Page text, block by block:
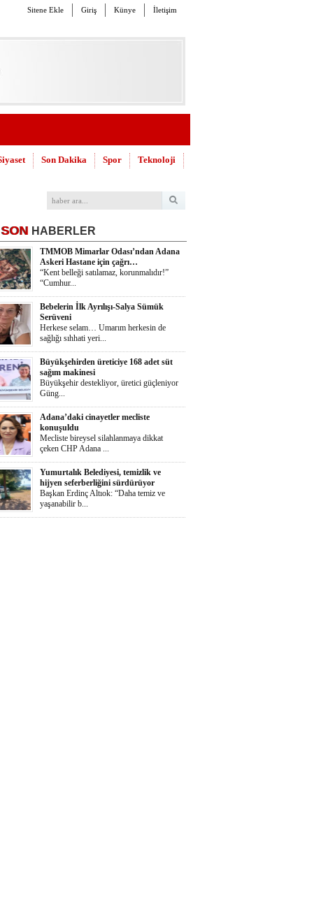
Sitene Ekle Giriş Künye İletişim
Son Dakika Spor Teknoloji
SON HABERLER
TMMOB Mimarlar Odası’ndan Adana
Askeri Hastane için çağrı…
“Kent belleği satılamaz, korunmalıdır!”
“Cumhur...
Bebelerin İlk Ayrılışı-Salya Sümük
Serüveni
Herkese selam… Umarım herkesin de
sağlığı sıhhati yeri...
Büyükşehirden üreticiye 168 adet süt
sağım makinesi
Büyükşehir destekliyor, üretici güçleniyor
Güng...
Adana’daki cinayetler mecliste
konuşuldu
Mecliste bireysel silahlanmaya dikkat
çeken CHP Adana ...
Yumurtalık Belediyesi, temizlik ve
hijyen seferberliğini sürdürüyor
Başkan Erdinç Altıok: “Daha temiz ve
yaşanabilir b...